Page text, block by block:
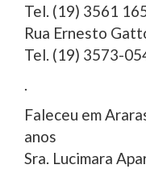
Tel. (19) 3561
Rua Ernesto
Tel. (19) 3573-
.
Faleceu em
anos
Sra. Lucimara